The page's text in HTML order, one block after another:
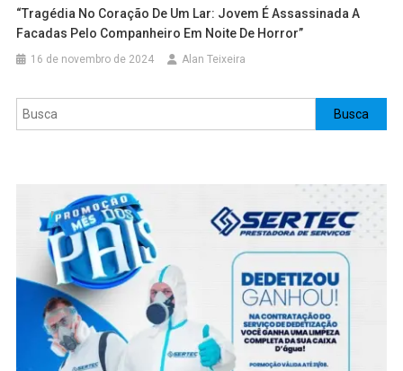
“Tragédia No Coração De Um Lar: Jovem É Assassinada A
Facadas Pelo Companheiro Em Noite De Horror”
16 de novembro de 2024 Alan Teixeira
Pesquisar Busca